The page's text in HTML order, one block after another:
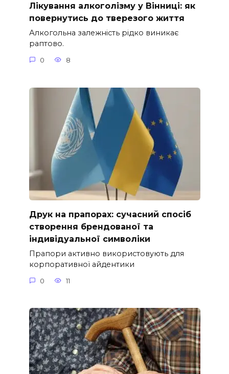
Лікування алкоголізму у Вінниці: як
повернутись до тверезого життя
Алкогольна залежність рідко виникає
раптово.
0 8
Друк на прапорах: сучасний спосіб
створення брендованої та
індивідуальної символіки
Прапори активно використовують для
корпоративної айдентики
0 11